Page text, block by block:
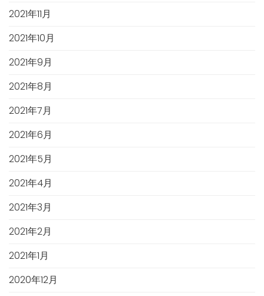
2021年11月
2021年10月
2021年9月
2021年8月
2021年7月
2021年6月
2021年5月
2021年4月
2021年3月
2021年2月
2021年1月
2020年12月